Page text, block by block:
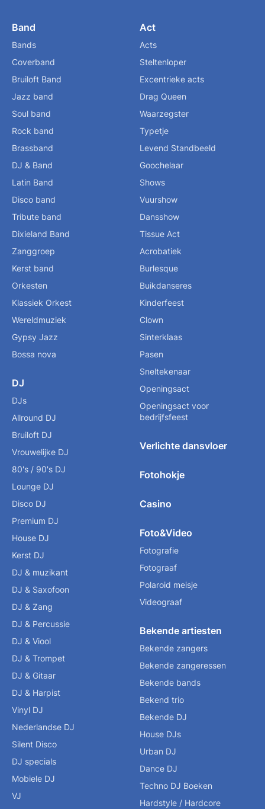
Band
Bands
Coverband
Bruiloft Band
Jazz band
Soul band
Rock band
Brassband
DJ & Band
Latin Band
Disco band
Tribute band
Dixieland Band
Zanggroep
Kerst band
Orkesten
Klassiek Orkest
Wereldmuziek
Gypsy Jazz
Bossa nova
DJ
DJs
Allround DJ
Bruiloft DJ
Vrouwelijke DJ
80's / 90's DJ
Lounge DJ
Disco DJ
Premium DJ
House DJ
Kerst DJ
DJ & muzikant
DJ & Saxofoon
DJ & Zang
DJ & Percussie
DJ & Viool
DJ & Trompet
DJ & Gitaar
DJ & Harpist
Vinyl DJ
Nederlandse DJ
Silent Disco
DJ specials
Mobiele DJ
VJ
Act
Acts
Steltenloper
Excentrieke acts
Drag Queen
Waarzegster
Typetje
Levend Standbeeld
Goochelaar
Shows
Vuurshow
Dansshow
Tissue Act
Acrobatiek
Burlesque
Buikdanseres
Kinderfeest
Clown
Sinterklaas
Pasen
Sneltekenaar
Openingsact
Openingsact voor
bedrijfsfeest
Verlichte dansvloer
Fotohokje
Casino
Foto&Video
Fotografie
Fotograaf
Polaroid meisje
Videograaf
Bekende artiesten
Bekende zangers
Bekende zangeressen
Bekende bands
Bekend trio
Bekende DJ
House DJs
Urban DJ
Dance DJ
Techno DJ Boeken
Hardstyle / Hardcore